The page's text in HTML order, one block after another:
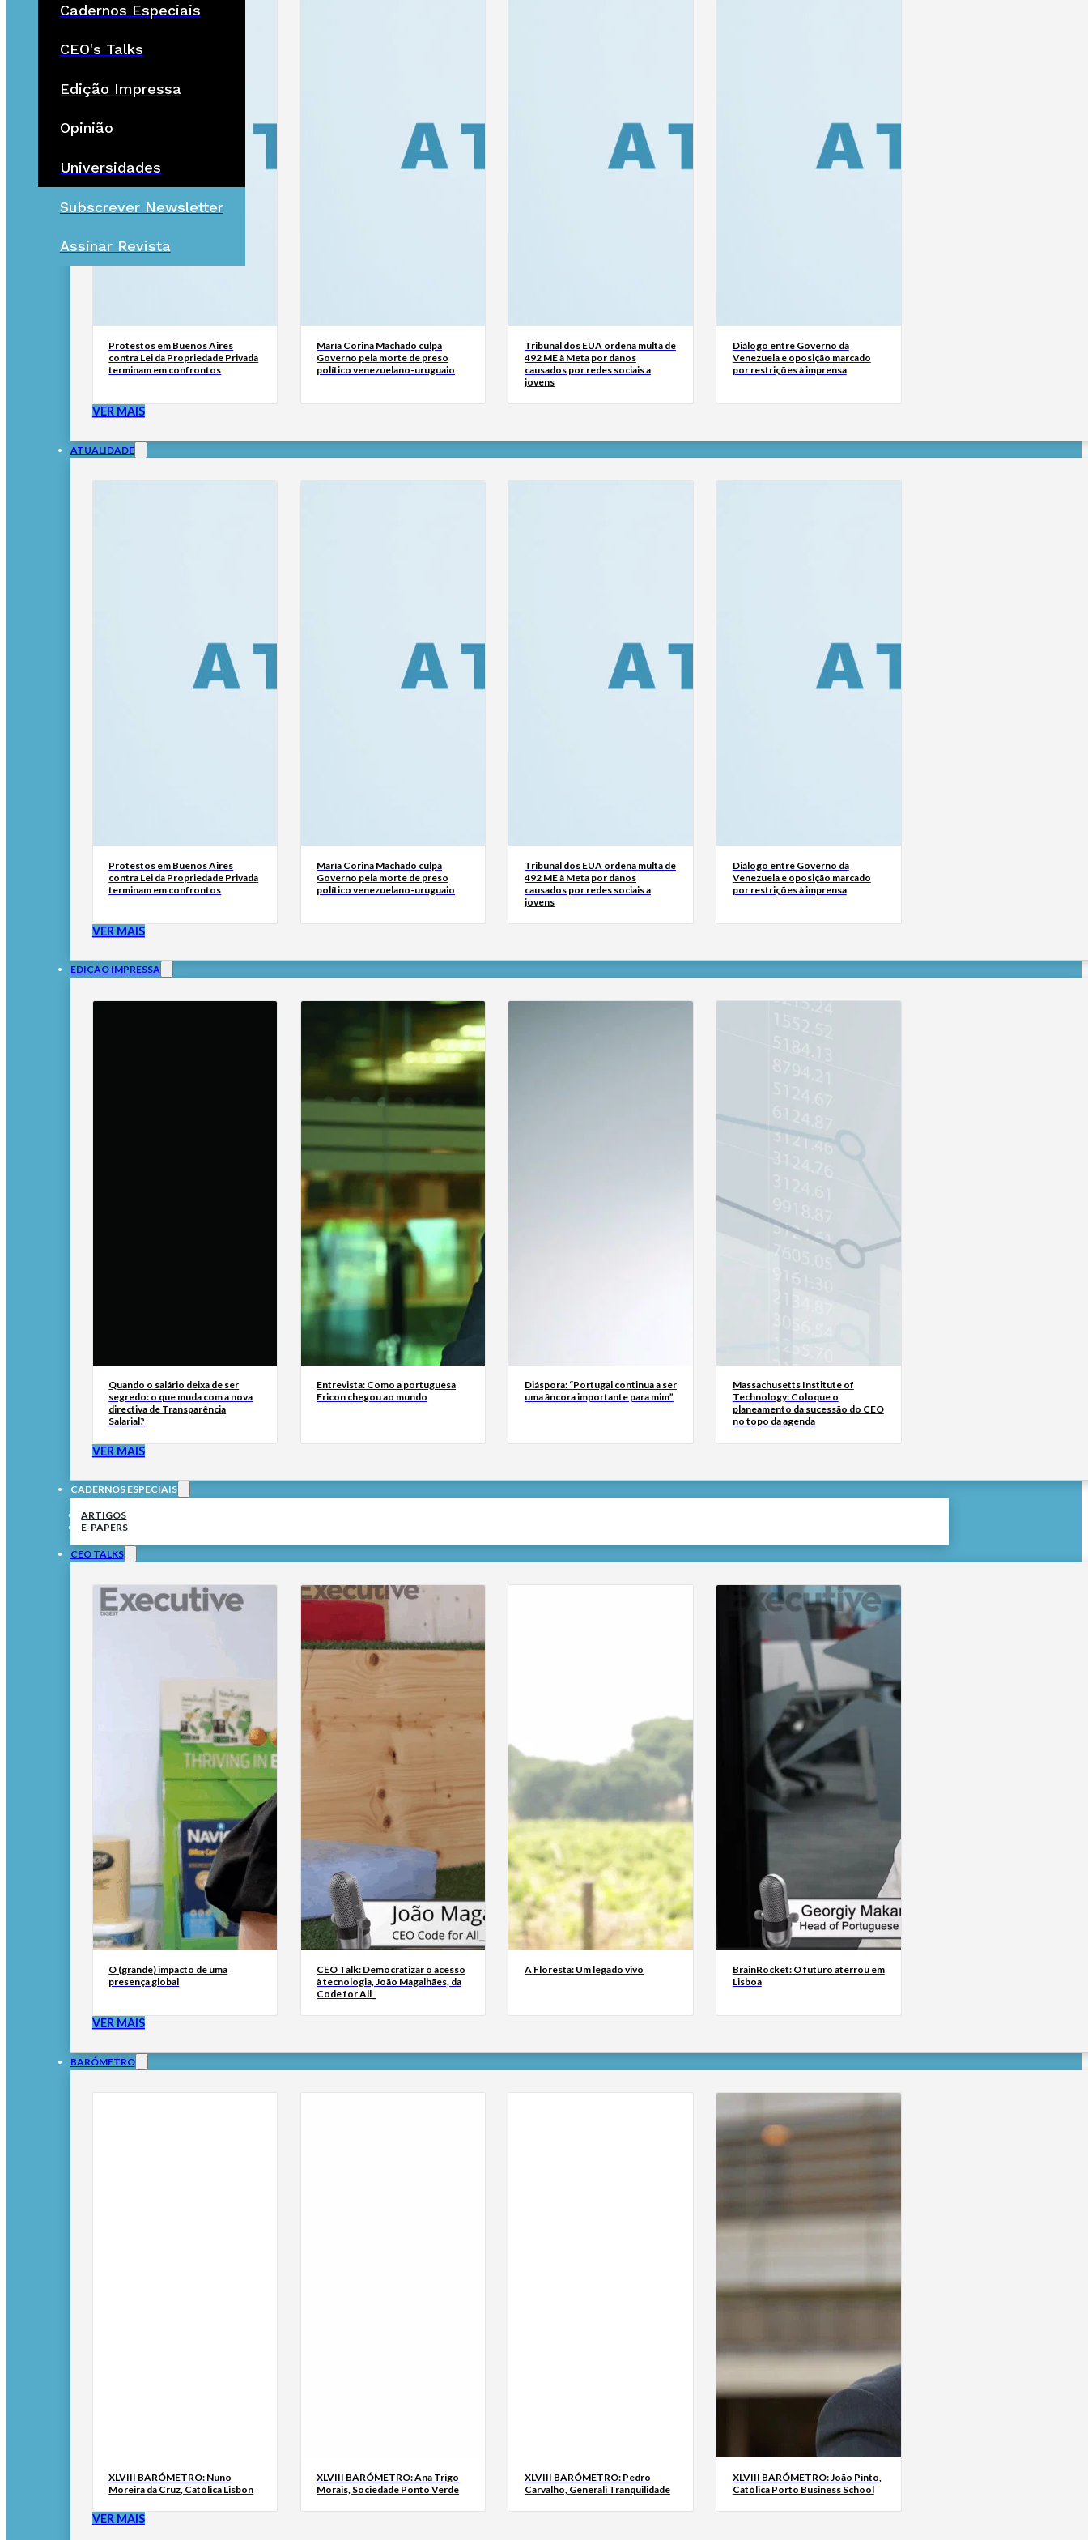
Cadernos Especiais
CEO's Talks
Edição Impressa
Opinião
Universidades
Subscrever Newsletter
Assinar Revista
Protestos em Buenos Aires
contra Lei da Propriedade Privada
terminam em confrontos
María Corina Machado culpa
Governo pela morte de preso
político venezuelano-uruguaio
Tribunal dos EUA ordena multa de
492 ME à Meta por danos
causados por redes sociais a
jovens
Diálogo entre Governo da
Venezuela e oposição marcado
por restrições à imprensa
VER MAIS
ATUALIDADE
Protestos em Buenos Aires
contra Lei da Propriedade Privada
terminam em confrontos
María Corina Machado culpa
Governo pela morte de preso
político venezuelano-uruguaio
Tribunal dos EUA ordena multa de
492 ME à Meta por danos
causados por redes sociais a
jovens
Diálogo entre Governo da
Venezuela e oposição marcado
por restrições à imprensa
VER MAIS
EDIÇÃO IMPRESSA
Quando o salário deixa de ser
segredo: o que muda com a nova
directiva de Transparência
Salarial?
Entrevista: Como a portuguesa
Fricon chegou ao mundo
Diáspora: “Portugal continua a ser
uma âncora importante para mim”
Massachusetts Institute of
Technology: Coloque o
planeamento da sucessão do CEO
no topo da agenda
VER MAIS
CADERNOS ESPECIAIS
ARTIGOS
E-PAPERS
CEO TALKS
O (grande) impacto de uma
presença global
CEO Talk: Democratizar o acesso
à tecnologia, João Magalhães, da
Code for All_
A Floresta: Um legado vivo
BrainRocket: O futuro aterrou em
Lisboa
VER MAIS
BARÓMETRO
XLVIII BARÓMETRO: Nuno
Moreira da Cruz, Católica Lisbon
XLVIII BARÓMETRO: Ana Trigo
Morais, Sociedade Ponto Verde
XLVIII BARÓMETRO: Pedro
Carvalho, Generali Tranquilidade
XLVIII BARÓMETRO: João Pinto,
Católica Porto Business School
VER MAIS